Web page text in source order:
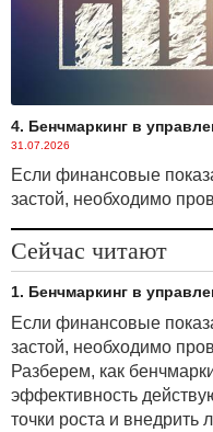
4. Бенчмаркинг в
31.07.2026
Если финансовые
застой, необходимо
Сейчас читают
1. Бенчмаркинг в
Если финансовые
застой, необходимо
Разберем, как
эффективность
точки роста и внедрить